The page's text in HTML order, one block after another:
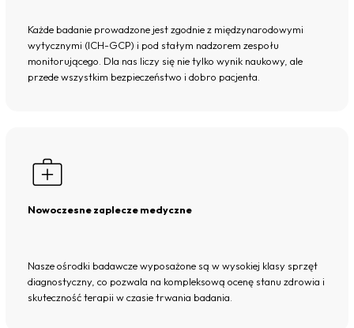
Każde badanie prowadzone jest zgodnie z międzynarodowymi
wytycznymi (ICH-GCP) i pod stałym nadzorem zespołu
monitorującego. Dla nas liczy się nie tylko wynik naukowy, ale
przede wszystkim bezpieczeństwo i dobro pacjenta.
Nowoczesne zaplecze medyczne
Nasze ośrodki badawcze wyposażone są w wysokiej klasy sprzęt
diagnostyczny, co pozwala na kompleksową ocenę stanu zdrowia i
skuteczność terapii w czasie trwania badania.